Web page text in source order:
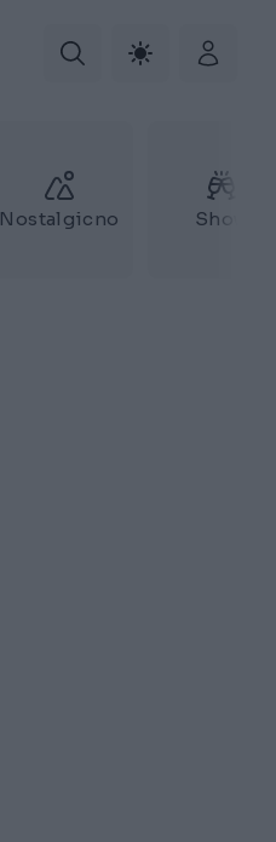
Nostalgicno Show